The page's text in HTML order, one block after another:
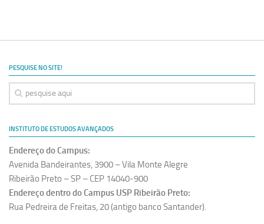
Polo Ribeirão Preto
Equipe
Espaço de Eventos
Projetos
Ciência com Pipoca
Ciência Por Elas
PESQUISE NO SITE!
INSTITUTO DE ESTUDOS AVANÇADOS
Endereço do Campus:
Avenida Bandeirantes, 3900 – Vila Monte Alegre
Ribeirão Preto – SP – CEP 14040-900
Endereço dentro do Campus USP Ribeirão Preto:
Rua Pedreira de Freitas, 20 (antigo banco Santander).